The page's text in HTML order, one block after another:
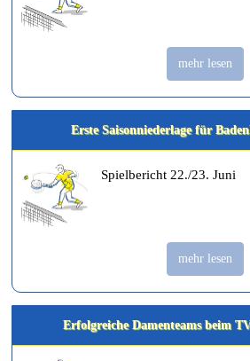
mehr lesen
Erste Saisonniederlage für
Spielbericht 22./23. Juni
mehr lesen
Erfolgreiche Damenteams beim